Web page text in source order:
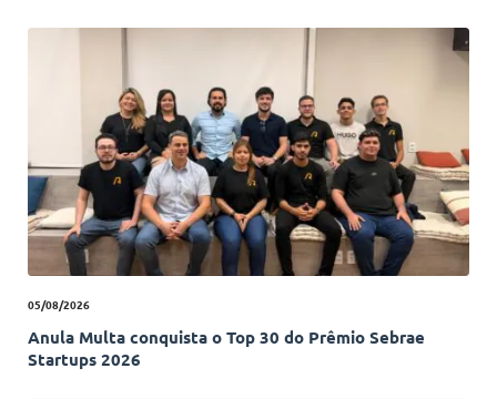
05/08/2026
Anula Multa conquista o Top 30 do Prêmio Sebrae
Startups 2026